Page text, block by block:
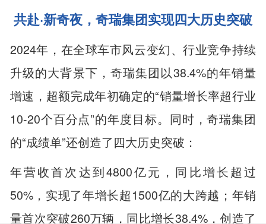
共赴·新奇夜，奇瑞集团实现四大历史突破
2024年，在全球车市风云变幻、行业竞争持续
升级的大背景下，奇瑞集团以38.4%的年销量
增速，超额完成年初确定的“销量增长率超行业
10-20个百分点”的年度目标。同时，奇瑞集团
的“成绩单”还创造了四大历史突破：
年营收首次达到4800亿元，同比增长超过
50%，实现了年增长超1500亿的大跨越；年销
量首次突破260万辆，同比增长38.4%，创造了